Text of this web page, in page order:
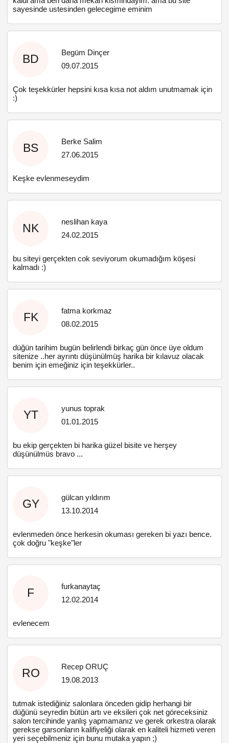
sayesinde ustesinden gelecegime eminim
BD
Begüm Dinçer
09.07.2015
Çok teşekkürler hepsini kısa kısa not aldım unutmamak için
:)
BS
Berke Salim
27.06.2015
Keşke evlenmeseydim
NK
neslihan kaya
24.02.2015
bu siteyi gerçekten cok seviyorum okumadığım köşesi
kalmadı :)
FK
fatma korkmaz
08.02.2015
düğün tarihim bugün belirlendi birkaç gün önce üye oldum
sitenize ..her ayrıntı düşünülmüş harika bir kılavuz olacak
benim için emeğiniz için teşekkürler..
YT
yunus toprak
01.01.2015
bu ekip gerçekten bi harika güzel bisite ve herşey
düşünülmüs bravo ...
GY
gülcan yıldırım
13.10.2014
evlenmeden önce herkesin okuması gereken bi yazı bence.
çok doğru "keşke"ler
F
furkanaytaç
12.02.2014
evlenecem
RO
Recep ORUÇ
19.08.2013
tutmak istediğiniz salonlara önceden gidip herhangi bir
düğünü seyredin bütün artı ve eksileri çok net göreceksiniz
salon tercihinde yanlış yapmamanız ve gerek orkestra olarak
gerekse garsonların kalifiyeliği olarak en kaliteli hizmeti veren
yeri seçebilmeniz için bunu mutaka yapın ;)